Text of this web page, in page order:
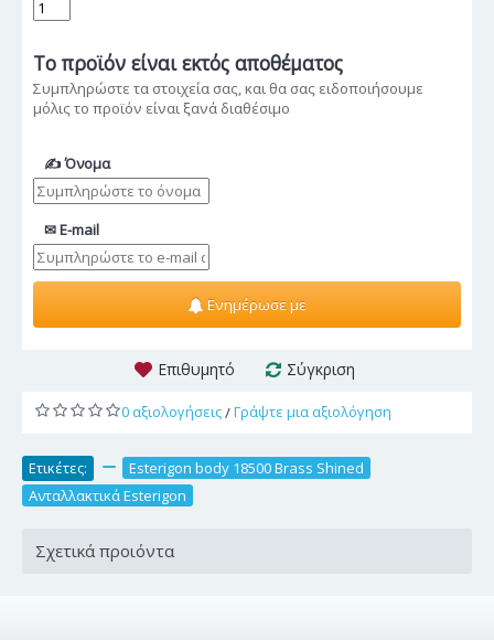
Το προϊόν είναι εκτός αποθέματος
Συμπληρώστε τα στοιχεία σας, και θα σας ειδοποιήσουμε
μόλις το προϊόν είναι ξανά διαθέσιμο
✍ Όνομα
✉ E-mail
Ενημέρωσε με
Επιθυμητό Σύγκριση
0 αξιολογήσεις/Γράψτε μια αξιολόγηση
Ετικέτες: Esterigon body 18500 Brass Shined
Ανταλλακτικά Esterigon
Σχετικά προιόντα